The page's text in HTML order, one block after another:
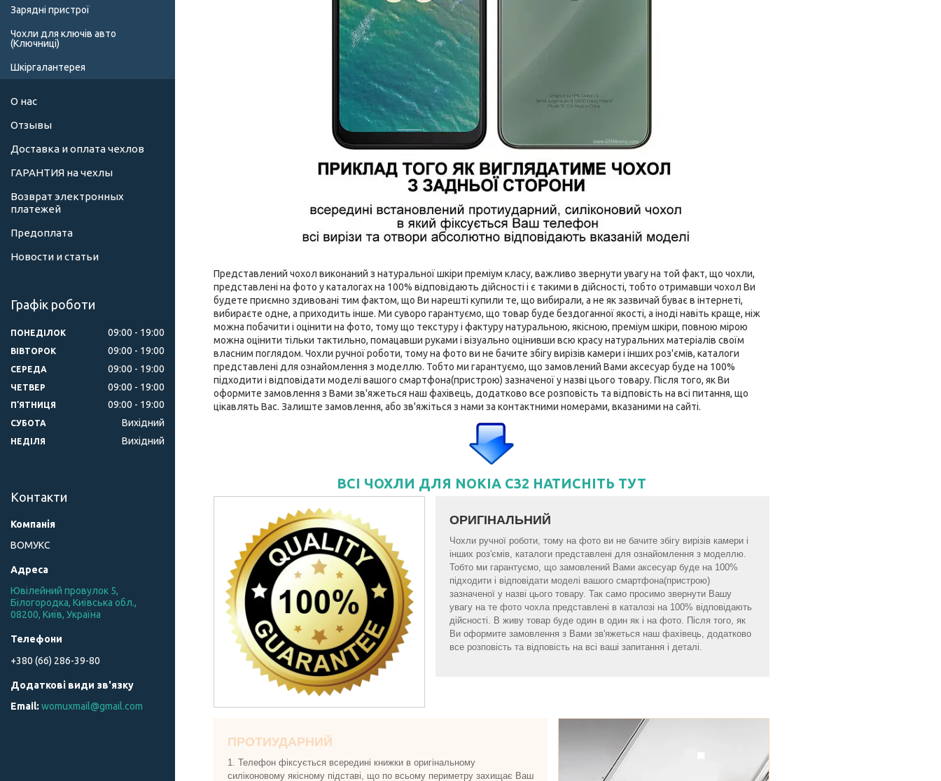
Представлений чохол виконаний з натуральної шкіри преміум класу, важливо звернути увагу на той факт, що чохли,
представлені на фото у каталогах на 100% відповідають дійсності і є такими в дійсності, тобто отримавши чохол Ви
будете приємно здивовані тим фактом, що Ви нарешті купили те, що вибирали, а не як зазвичай буває в інтернеті,
вибираєте одне, а приходить інше. Ми суворо гарантуємо, що товар буде бездоганної якості, а іноді навіть краще, ніж
можна побачити і оцінити на фото, тому що текстуру і фактуру натуральною, якісною, преміум шкіри, повною мірою
можна оцінити тільки тактильно, помацавши руками і візуально оцінивши всю красу натуральних матеріалів своїм
власним поглядом. Чохли ручної роботи, тому на фото ви не бачите збігу вирізів камери і інших роз'ємів, каталоги
представлені для ознайомлення з моделлю. Тобто ми гарантуємо, що замовлений Вами аксесуар буде на 100%
підходити і відповідати моделі вашого смартфона(пристрою) зазначеної у назві цього товару. Після того, як Ви
оформите замовлення з Вами зв'яжеться наш фахівець, додатково все розповість та відповість на всі питання, що
цікавлять Вас. Залиште замовлення, або зв'яжіться з нами за контактними номерами, вказаними на сайті.
ВСІ ЧОХЛИ ДЛЯ NOKIA C32 НАТИСНІТЬ ТУТ
ОРИГІНАЛЬНИЙ
Чохли ручної роботи, тому на фото ви не бачите збігу вирізів камери і
інших роз'ємів, каталоги представлені для ознайомлення з моделлю.
Тобто ми гарантуємо, що замовлений Вами аксесуар буде на 100%
підходити і відповідати моделі вашого смартфона(пристрою)
зазначеної у назві цього товару. Так само просимо звернути Вашу
увагу на те фото чохла представлені в каталозі на 100% відповідають
дійсності. В живу товар буде один в один як і на фото. Після того, як
Ви оформите замовлення з Вами зв'яжеться наш фахівець, додатково
все розповість та відповість на всі ваші запитання і деталі.
ПРОТИУДАРНИЙ
1. Телефон фіксується всередині книжки в оригінальному
силіконовому якісному підставі, що по всьому периметру захищає Ваш
Зарядні пристрої
Чохли для ключів авто
(Ключниці)
Шкіргалантерея
О нас
Отзывы
Доставка и оплата чехлов
ГАРАНТИЯ на чехлы
Возврат электронных
платежей
Предоплата
Новости и статьи
Графік роботи
ПОНЕДІЛОК 09:00 19:00
ВІВТОРОК 09:00 19:00
СЕРЕДА 09:00 19:00
ЧЕТВЕР 09:00 19:00
ПʼЯТНИЦЯ 09:00 19:00
СУБОТА Вихідний
НЕДІЛЯ Вихідний
Контакти
ВОМУКС
Ювілейний провулок 5,
Білогородка, Київська обл.,
08200, Київ, Україна
+380 (66) 286-39-80
womuxmail@gmail.com